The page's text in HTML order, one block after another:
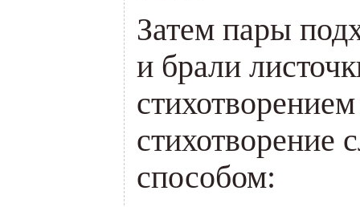
Затем пары
и брали
способом: